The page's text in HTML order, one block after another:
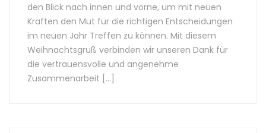
den Blick nach innen und vorne, um mit neuen
Kräften den Mut für die richtigen Entscheidungen
im neuen Jahr Treffen zu können. Mit diesem
Weihnachtsgruß verbinden wir unseren Dank für
die vertrauensvolle und angenehme
Zusammenarbeit […]